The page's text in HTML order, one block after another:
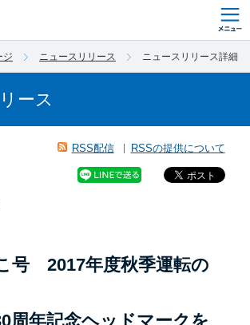
ジ ニュースリリース ニュースリリース詳細
ース
RSS配信 RSSの提供について
号 2017年度秋季運転の
周年記念ヘッドマークを